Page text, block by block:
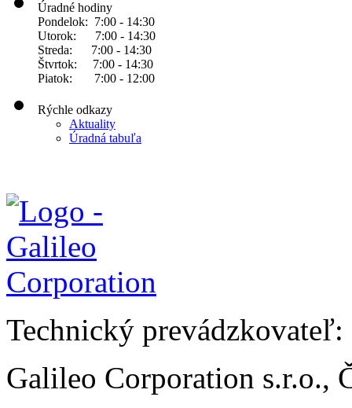
Úradné hodiny
Pondelok: 7:00 - 14:30
Utorok: 7:00 - 14:30
Streda: 7:00 - 14:30
Štvrtok: 7:00 - 14:30
Piatok: 7:00 - 12:00
Rýchle odkazy
Aktuality
Úradná tabuľa
Technický prevádzkovateľ:
Galileo Corporation s.r.o.,